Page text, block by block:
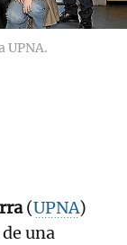
UPNA.
(UPNA)
una